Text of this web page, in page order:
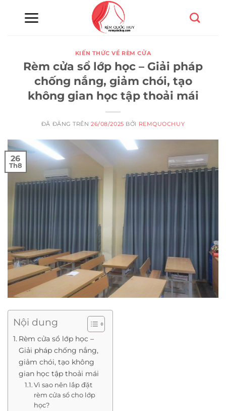
KIẾN THỨC VỀ RÈM CỬA
Rèm cửa sổ lớp học – Giải pháp
chống nắng, giảm chói, tạo
không gian học tập thoải mái
ĐÃ ĐĂNG TRÊN26/08/2025 BỞI REMQUOCHUY
26
Th8
Nội dung
Rèm cửa sổ lớp học –
Giải pháp chống nắng,
giảm chói, tạo không
gian học tập thoải mái
Vì sao nên lắp đặt
rèm cửa sổ cho lớp
học?